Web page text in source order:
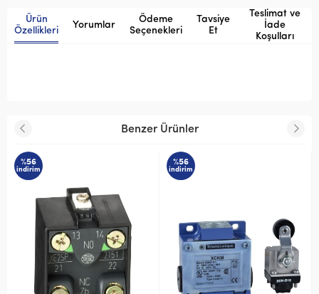
Ürün
Özellikleri
Yorumlar
Ödeme
Seçenekleri
Tavsiye
Et
Teslimat ve
İade
Koşulları
Benzer Ürünler
%56
indirim
%56
indirim